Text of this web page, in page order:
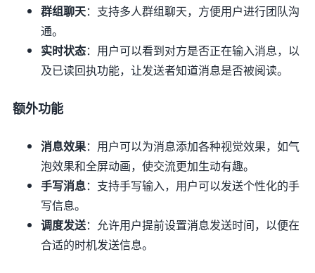
群组聊天：支持多人群组聊天，方便用户进行团队沟
通。
实时状态：用户可以看到对方是否正在输入消息，以
及已读回执功能，让发送者知道消息是否被阅读。
额外功能
消息效果：用户可以为消息添加各种视觉效果，如气
泡效果和全屏动画，使交流更加生动有趣。
手写消息：支持手写输入，用户可以发送个性化的手
写信息。
调度发送：允许用户提前设置消息发送时间，以便在
合适的时机发送信息。